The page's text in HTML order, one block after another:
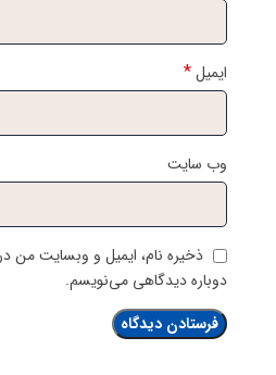
ایمیل*
وب‌ سایت
ذخیره نام، ایمیل و وبسایت من
دوباره دیدگاهی می‌نویسم.